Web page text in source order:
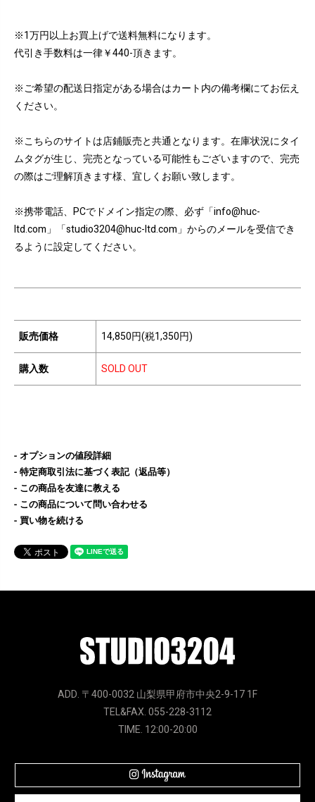
※1万円以上お買上げで送料無料になります。
代引き手数料は一律￥440-頂きます。
※ご希望の配送日指定がある場合はカート内の備考欄にてお伝え
ください。
※こちらのサイトは店鋪販売と共通となります。在庫状況にタイ
ムタグが生じ、完売となっている可能性もございますので、完売
の際はご理解頂きます様、宜しくお願い致します。
※携帯電話、PCでドメイン指定の際、必ず「info@huc-
ltd.com」「studio3204@huc-ltd.com」からのメールを受信でき
るように設定してください。
販売価格 14,850円(税1,350円)
購入数 SOLD OUT
オプションの値段詳細
特定商取引法に基づく表記（返品等）
この商品を友達に教える
この商品について問い合わせる
買い物を続ける
ADD. 〒400-0032 山梨県甲府市中央2-9-17 1F
TEL&FAX. 055-228-3112
TIME. 12:00-20:00